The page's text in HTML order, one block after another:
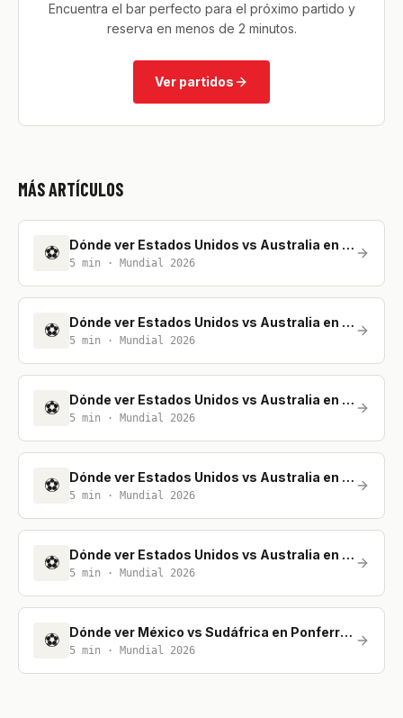
Encuentra el bar perfecto para el próximo partido y
reserva en menos de 2 minutos.
Ver partidos
MÁS ARTÍCULOS
⚽ Dónde ver Estados Unidos vs Australia en Madrid
5 min · Mundial 2026
⚽ Dónde ver Estados Unidos vs Australia en Málaga
5 min · Mundial 2026
⚽ Dónde ver Estados Unidos vs Australia en A Coruña
5 min · Mundial 2026
⚽ Dónde ver Estados Unidos vs Australia en Barcelona
5 min · Mundial 2026
⚽ Dónde ver Estados Unidos vs Australia en Oviedo
5 min · Mundial 2026
⚽ Dónde ver México vs Sudáfrica en Ponferrada
5 min · Mundial 2026